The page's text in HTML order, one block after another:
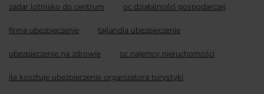
zadar lotnisko do centrum oc działalności gospodarczej
firma ubezpieczenie tajlandia ubezpieczenie
ubezpieczenie na zdrowie oc najemcy nieruchomości
ile kosztuje ubezpieczenie organizatora turystyki